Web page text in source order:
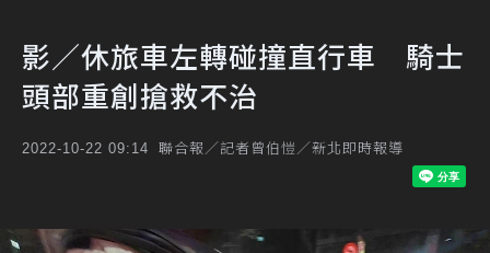
影／休旅車左轉碰撞直行車 騎士
頭部重創搶救不治
2022-10-22 09:14 聯合報／記者曾伯愷／新北即時報導